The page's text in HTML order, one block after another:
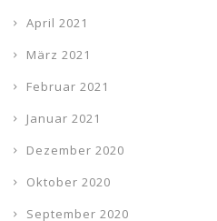
April 2021
März 2021
Februar 2021
Januar 2021
Dezember 2020
Oktober 2020
September 2020